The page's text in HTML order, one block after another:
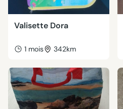
Valisette Dora
1 mois 342km